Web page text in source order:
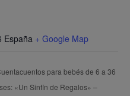
España + Google Map
para bebés de 6 a 36
«Un Sinfín de Regalos» –